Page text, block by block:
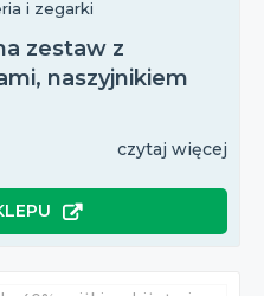
i zegarki
zestaw z
naszyjnikiem
czytaj więcej